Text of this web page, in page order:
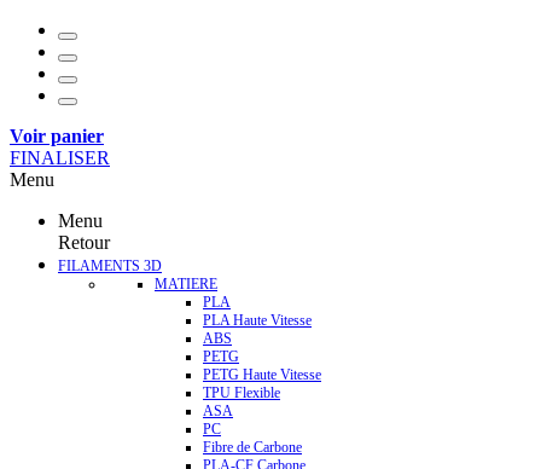
Voir panier
FINALISER
Menu
Menu
Retour
FILAMENTS 3D
MATIERE
PLA
PLA Haute Vitesse
ABS
PETG
PETG Haute Vitesse
TPU Flexible
ASA
PC
Fibre de Carbone
PLA-CF Carbone